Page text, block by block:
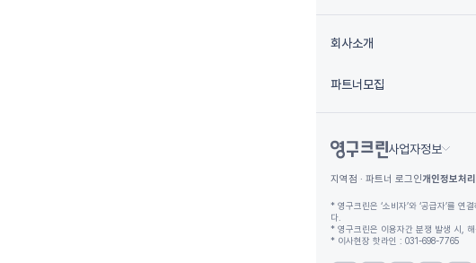
회사소개
파트너모집
사업자정보
지역점 · 파트너 로그인개인정보처
* 영구크린은 ‘소비자’와 ‘공급자’를
다.
* 영구크린은 이용자간 분쟁 발생 시,
* 이사현장 핫라인 : 031-698-7765